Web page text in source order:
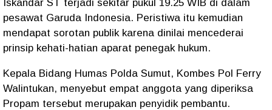
Iskandar ST terjadi sekitar pukul 19.25 WIB di dalam
pesawat Garuda Indonesia. Peristiwa itu kemudian
mendapat sorotan publik karena dinilai mencederai
prinsip kehati-hatian aparat penegak hukum.
Kepala Bidang Humas Polda Sumut, Kombes Pol Ferry
Walintukan, menyebut empat anggota yang diperiksa
Propam tersebut merupakan penyidik pembantu.